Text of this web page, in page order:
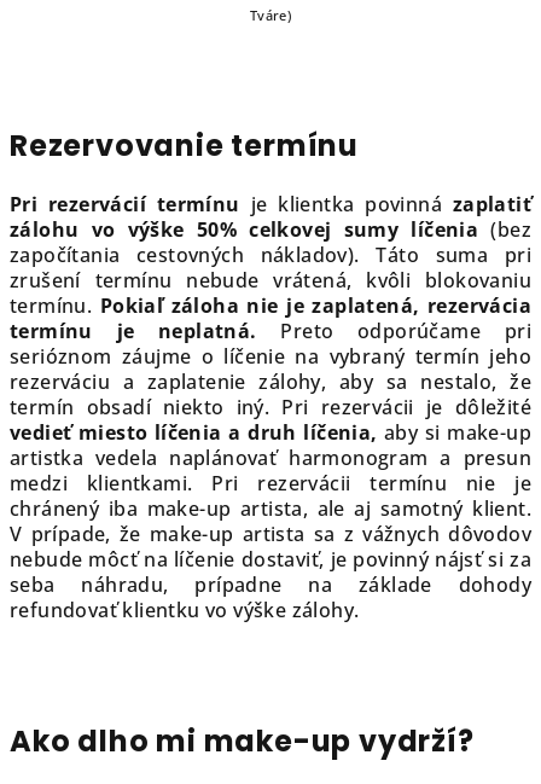
Tváre)
Rezervovanie termínu
Pri rezervácií termínu je klientka povinná zaplatiť
zálohu vo výške 50% celkovej sumy líčenia (bez
započítania cestovných nákladov). Táto suma pri
zrušení termínu nebude vrátená, kvôli blokovaniu
termínu. Pokiaľ záloha nie je zaplatená, rezervácia
termínu je neplatná. Preto odporúčame pri
serióznom záujme o líčenie na vybraný termín jeho
rezerváciu a zaplatenie zálohy, aby sa nestalo, že
termín obsadí niekto iný. Pri rezervácii je dôležité
vedieť miesto líčenia a druh líčenia, aby si make-up
artistka vedela naplánovať harmonogram a presun
medzi klientkami. Pri rezervácii termínu nie je
chránený iba make-up artista, ale aj samotný klient.
V prípade, že make-up artista sa z vážnych dôvodov
nebude môcť na líčenie dostaviť, je povinný nájsť si za
seba náhradu, prípadne na základe dohody
refundovať klientku vo výške zálohy.
Ako dlho mi make-up vydrží?